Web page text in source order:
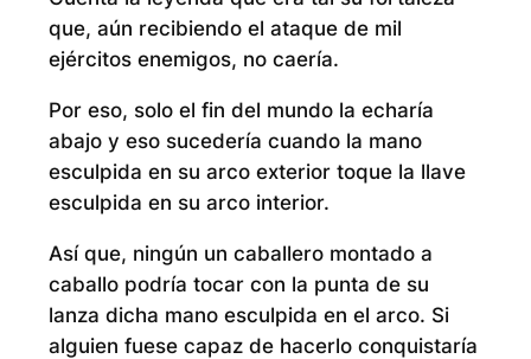
que, aún recibiendo el ataque de mil
ejércitos enemigos, no caería.
Por eso, solo el fin del mundo la echaría
abajo y eso sucedería cuando la mano
esculpida en su arco exterior toque la llave
esculpida en su arco interior.
Así que, ningún un caballero montado a
caballo podría tocar con la punta de su
lanza dicha mano esculpida en el arco. Si
alguien fuese capaz de hacerlo conquistaría